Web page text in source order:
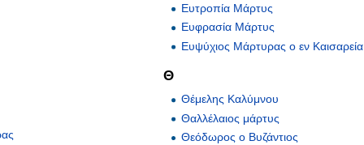
Ευτροπία Μάρτυς
Ευφρασία Μάρτυς
Ευψύχιος Μάρτυρας ο εν Καισαρεία
Θ
Θέμελης Καλύμνου
Θαλλέλαιος μάρτυς
Θεόδωρος ο Βυζάντιος